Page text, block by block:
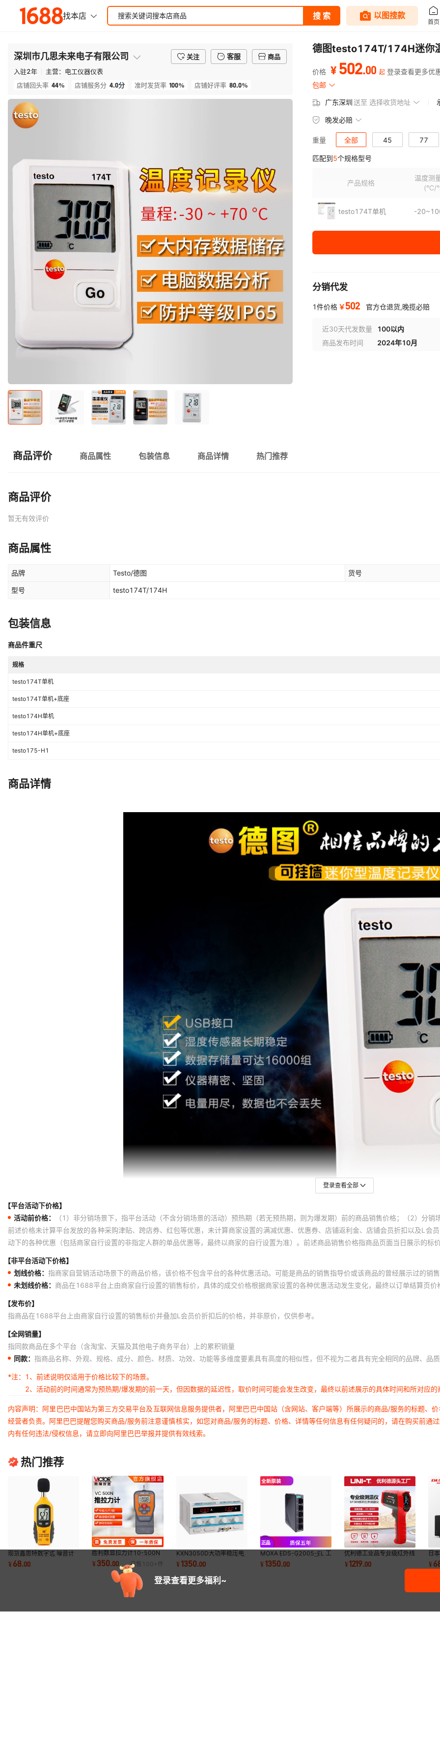
深圳市几思未来电子有限公司 关注 客服
商品
入驻2年 主营： 电工仪器仪表
店铺回头率 44% 店铺服务分 4.0分 准时发货率 100% 店铺好评率 80.0%
德图testo174T/174H迷你
价格 ¥ 502.00 起 登录查看更多优
包邮
广东深圳送至 选择收货地址
晚发必赔
重量 全部 45 77
匹配到5个规格型号
产品规格
温度测
(°C/
testo174T单机 -
testo174H单机+底
testo175-H1
分销代发
1件价格 ￥502 官方仓退货,晚揽必赔
近30天代发数量 100以内
商品发布时间
2024年10月
商品评价 商品属性 包装信息 商品详情 热门推荐
商品评价
暂无有效评价
商品属性
品牌 Testo/德图 货号
型号 testo174T/174H
包装信息
商品件重尺
规格
testo174T单机
testo174T单机+底座
testo174H单机
testo174H单机+底座
testo175-H1
商品详情
登录查看全部
【平台活动下价格】
活动前价格：
（1）非分销场景下，指平台活动（不含分销场景的活动）预热期（若无预热期，则为爆发期）前的商品销售价格；（2）分
前述价格未计算平台发放的各种采购津贴、跨店券、红包等优惠，未计算商家设置的满减优惠、优惠券、店铺返利金、店铺会员折扣以及L会
动下的各种优惠（包括商家自行设置的非指定人群的单品优惠等，最终以商家的自行设置为准）。前述商品销售价格指商品页面当日展示的标
【非平台活动下价格】
划线价格： 指商家自营销活动场景下的商品价格，该价格不包含平台的各种优惠活动。可能是商品的销售指导价或该商品的曾经展示过的销售
未划线价格： 商品在1688平台上由商家自行设置的销售标价，具体的成交价格根据商家设置的各种优惠活动发生变化，最终以订单结算页价
【发布价】
指商品在1688平台上由商家自行设置的销售标价并叠加L会员价折扣后的价格，并非原价，仅供参考。
【全网销量】
指同款商品在多个平台（含淘宝、天猫及其他电子商务平台）上的累积销量
同款： 指商品名称、外观、规格、成分、颜色、材质、功效、功能等多维度要素具有高度的相似性，但不视为二者具有完全相同的品牌、品质
*注：
1、前述说明仅适用于价格比较下的场景。
2、活动前的时间通常为预热期/爆发期的前一天，但因数据的延迟性，取价时间可能会发生改变，最终以前述展示的具体时间和所对应的
内容声明：阿里巴巴中国站为第三方交易平台及互联网信息服务提供者，阿里巴巴中国站（含网站、客户端等）所展示的商品/服务的标题、
经营者负责。阿里巴巴提醒您购买商品/服务前注意谨慎核实，如您对商品/服务的标题、价格、详情等任何信息有任何疑问的，请在购买前通
内有任何违法/侵权信息，请立即向阿里巴巴举报并提供有效线索。
热门推荐
现货鑫思特数字式 噪音计
声音检测仪 迷你型声级计
分贝仪HT-80A
¥68.00
胜利数显拉力计10-500N
高精度拉力计测力计推拉力
计
¥350.00 已售 100+ 件
KXN3050D大功率稳压电
源恒流恒压开关电源电脑数
码汽车维修
¥1350.00
MOXA EDS-G2005-EL 工
业级以太网交换机金属壳
¥1350.00
优利德工业品专业级红外线
测温仪UT309系列非接触
式双激光测温
¥1219.00
日
功
¥
登录查看更多福利~